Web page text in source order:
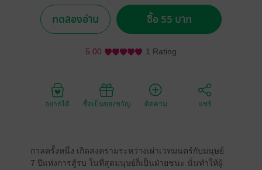
ทดลองอ่าน ซื้อ 55 บาท
5.00 1 Rating
อยากได้ ซื้อเป็นของขวัญ ติดตาม แชร์
กาลครั้งหนึ่ง เกิดสงครามระหว่างเผ่าเวทมนตร์กับมนุษย์
7 ปีแห่งการสู้รบ ในที่สุดมนุษย์ก็เป็นฝ่ายชนะ นั่นทำให้ผู้